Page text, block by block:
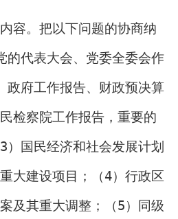
。把以下问题的协商纳
的代表大会、党委全委会作
政府工作报告、财政预决算
检察院工作报告，重要的
）国民经济和社会发展计划
大建设项目；（4）行政区
及其重大调整；（5）同级